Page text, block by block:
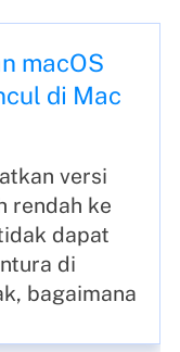
macOS
di Mac
versi
rendah ke
dapat
di
bagaimana